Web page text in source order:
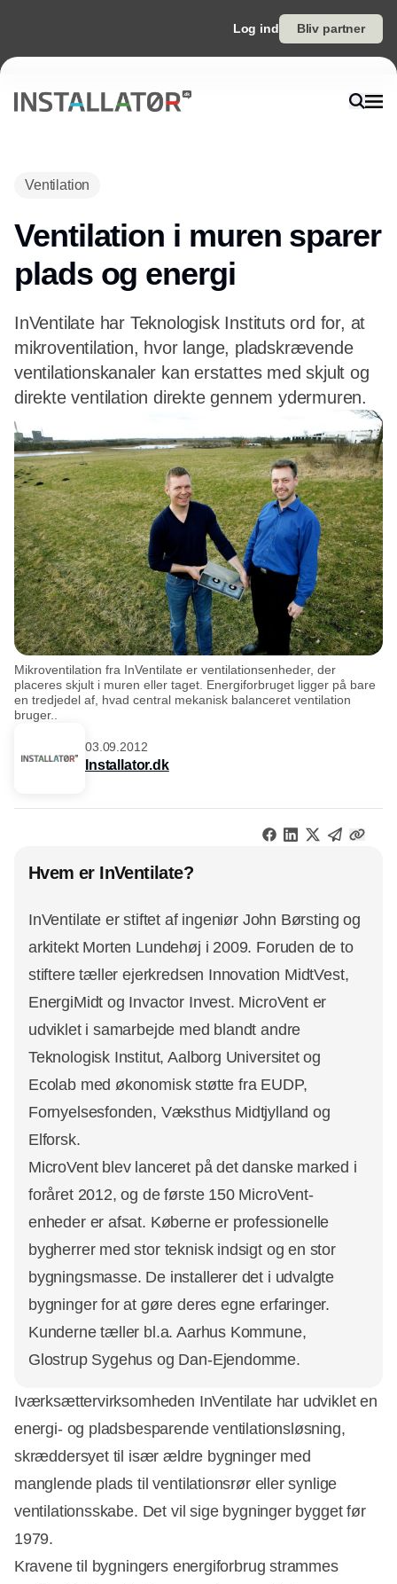
Log ind Bliv partner
Ventilation
Ventilation i muren sparer
plads og energi
InVentilate har Teknologisk Instituts ord for, at
mikroventilation, hvor lange, pladskrævende
ventilationskanaler kan erstattes med skjult og
direkte ventilation direkte gennem ydermuren.
Mikroventilation fra InVentilate er ventilationsenheder, der
placeres skjult i muren eller taget. Energiforbruget ligger på bare
en tredjedel af, hvad central mekanisk balanceret ventilation
bruger..
03.09.2012
Installator.dk
Hvem er InVentilate?
InVentilate er stiftet af ingeniør John Børsting og
arkitekt Morten Lundehøj i 2009. Foruden de to
stiftere tæller ejerkredsen Innovation MidtVest,
EnergiMidt og Invactor Invest. MicroVent er
udviklet i samarbejde med blandt andre
Teknologisk Institut, Aalborg Universitet og
Ecolab med økonomisk støtte fra EUDP,
Fornyelsesfonden, Væksthus Midtjylland og
Elforsk.
MicroVent blev lanceret på det danske marked i
foråret 2012, og de første 150 MicroVent-
enheder er afsat. Køberne er professionelle
bygherrer med stor teknisk indsigt og en stor
bygningsmasse. De installerer det i udvalgte
bygninger for at gøre deres egne erfaringer.
Kunderne tæller bl.a. Aarhus Kommune,
Glostrup Sygehus og Dan-Ejendomme.
Iværksættervirksomheden InVentilate har udviklet en
energi- og pladsbesparende ventilationsløsning,
skræddersyet til især ældre bygninger med
manglende plads til ventilationsrør eller synlige
ventilationsskabe. Det vil sige bygninger bygget før
1979.
Kravene til bygningers energiforbrug strammes